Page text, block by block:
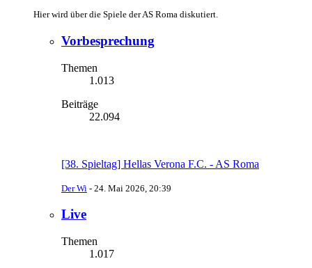
Hier wird über die Spiele der AS Roma diskutiert.
Vorbesprechung
Themen
1.013
Beiträge
22.094
[38. Spieltag] Hellas Verona F.C. - AS Roma
Der Wi - 24. Mai 2026, 20:39
Live
Themen
1.017